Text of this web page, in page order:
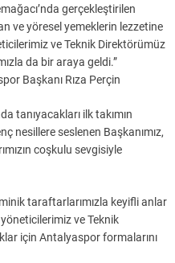
gerçekleştirilen
ve yöresel yemeklerin lezzetine
ve Teknik Direktörümüz
da bir araya geldi.”
Başkanı Rıza Perçin
tanıyacakları ilk takımın
nesillere seslenen Başkanımız,
coşkulu sevgisiyle
taraftarlarımızla keyifli anlar
yöneticilerimiz ve Teknik
için Antalyaspor formalarını